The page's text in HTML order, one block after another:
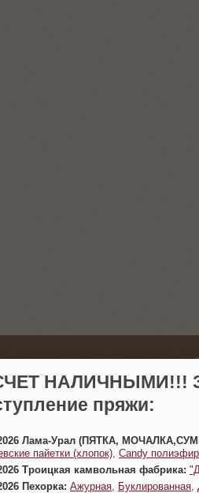
(383)
г.
НАЛИЧНЫМИ!!!
пряжи:
Лама-Урал (ПЯТКА,
пайетки (хлопок) Candy
Троицкая камвольная фабрика:
Пехорка: Ажурная Буклированная